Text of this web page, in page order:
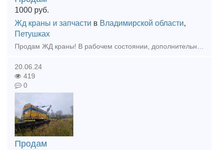
1000 руб.
Жд краны и запчасти в Владимирской области,
Петушках
Продам ЖД краны! В рабочем состоянии, дополнительнаю информацию, фото, цены отправлю на почту! КДЭ-163 1979 ; КДЭ-253 1981; КДЭ-253 1982; КЖ-561 2000; КЖ-562 2005; КЖ-562 2005; КЖ-562 2006; КЖ-661 2
20.06.24
419
0
Продам